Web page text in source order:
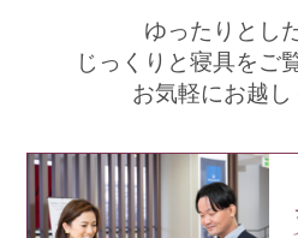
ゆったりとし
じっくりと寝具をご
お気軽にお越し